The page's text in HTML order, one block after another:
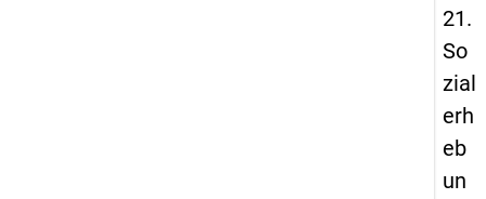
21.
So
zial
erh
eb
un